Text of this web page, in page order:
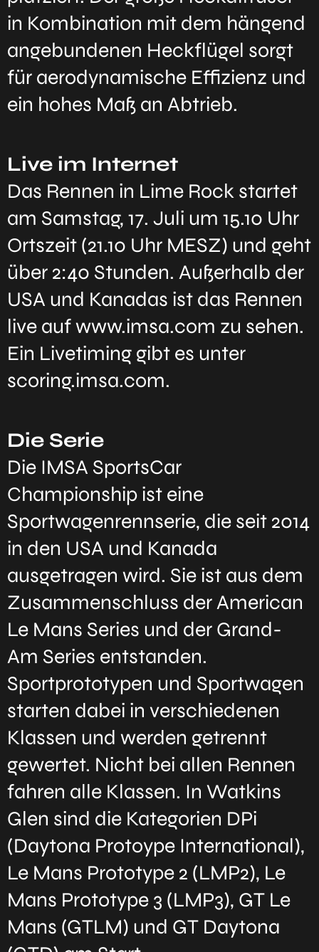
in Kombination mit dem hängend
angebundenen Heckflügel sorgt
für aerodynamische Effizienz und
ein hohes Maß an Abtrieb.
Live im Internet
Das Rennen in Lime Rock startet
am Samstag, 17. Juli um 15.10 Uhr
Ortszeit (21.10 Uhr MESZ) und geht
über 2:40 Stunden. Außerhalb der
USA und Kanadas ist das Rennen
live auf www.imsa.com zu sehen.
Ein Livetiming gibt es unter
scoring.imsa.com.
Die Serie
Die IMSA SportsCar
Championship ist eine
Sportwagenrennserie, die seit 2014
in den USA und Kanada
ausgetragen wird. Sie ist aus dem
Zusammenschluss der American
Le Mans Series und der Grand-
Am Series entstanden.
Sportprototypen und Sportwagen
starten dabei in verschiedenen
Klassen und werden getrennt
gewertet. Nicht bei allen Rennen
fahren alle Klassen. In Watkins
Glen sind die Kategorien DPi
(Daytona Protoype International),
Le Mans Prototype 2 (LMP2), Le
Mans Prototype 3 (LMP3), GT Le
Mans (GTLM) und GT Daytona